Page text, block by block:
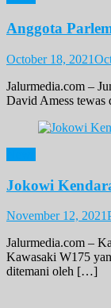
Anggota
October 18, 2021
Jalurmedia.com –
David Amess tewas
Jokowi
November 12, 2021
Jalurmedia.com –
Kawasaki W175
ditemani oleh […]